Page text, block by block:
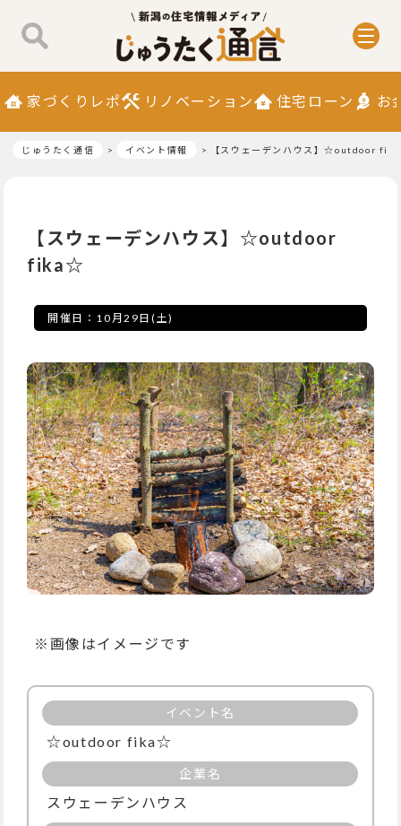
家づくりレポ リノベーション 住宅ローン お
じゅうたく通信 イベント情報 【スウェーデンハウス】☆outdoor
【スウェーデンハウス】☆outdoor
fika☆
開催日： 10月29日(土)
※画像はイメージです
イベント名
☆outdoor fika☆
企業名
スウェーデンハウス